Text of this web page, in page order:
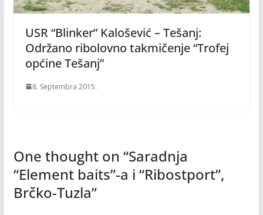
USR “Blinker” Kalošević – Tešanj:
Održano ribolovno takmičenje “Trofej
općine Tešanj”
8. Septembra 2015.
One thought on “Saradnja
“Element baits”-a i “Ribostport”,
Brčko-Tuzla”